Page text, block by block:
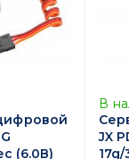
(6.0В)
В
JX